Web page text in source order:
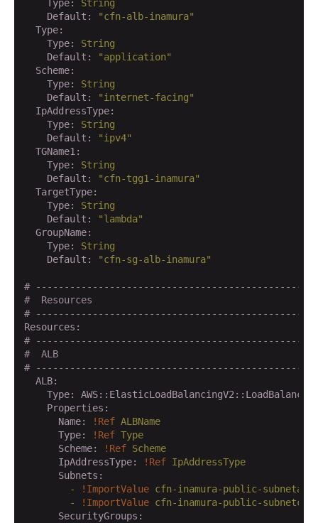
    Type:
String
    Default:
"cfn-alb-inamura"
  Type:
    Type:
String
    Default:
"application"
  Scheme:
    Type:
String
    Default:
"internet-facing"
  IpAddressType:
    Type:
String
    Default:
"ipv4"
  TGName1:
    Type:
String
    Default:
"cfn-tgg1-inamura"
  TargetType:
    Type:
String
    Default:
"lambda"
  GroupName:
    Type:
String
    Default:
"cfn-sg-alb-inamura"
#
#  Resources
#
Resources:
#
#  ALB
#
  ALB:
    Type:
AWS::ElasticLoadBalancingV2::LoadBalancer
    Properties:
      Name:
!Ref ALBName
      Type:
!Ref Type
      Scheme:
!Ref Scheme
      IpAddressType:
!Ref IpAddressType
      Subnets:
        -
!ImportValue cfn-inamura-public-subneta
        -
!ImportValue cfn-inamura-public-subnetc
      SecurityGroups: